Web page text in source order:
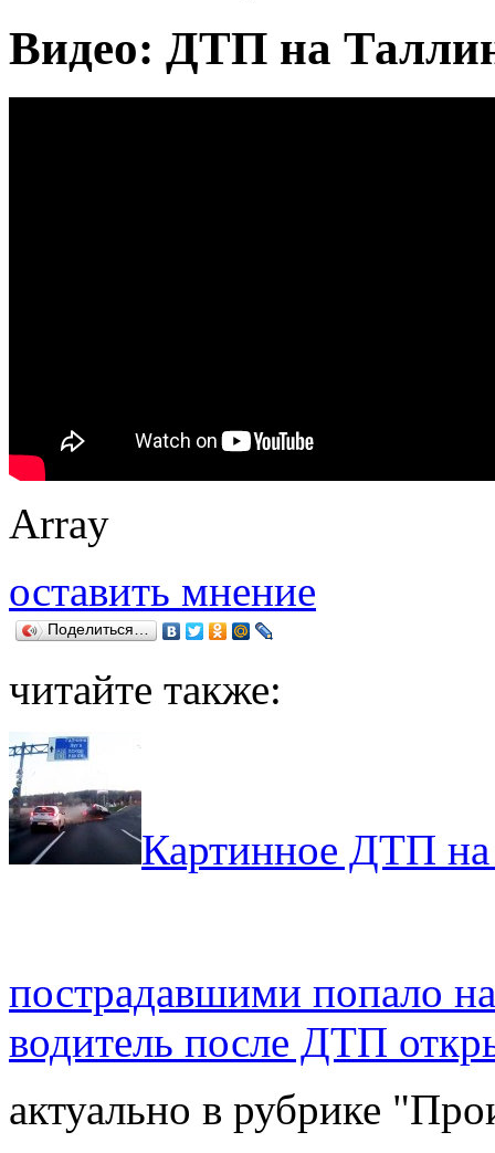
Видео: ДТП на
Array
оставить мнение
Поделиться…
читайте также:
Картинное ДТП
пострадавшими попало
водитель после ДТП
актуально в рубрике